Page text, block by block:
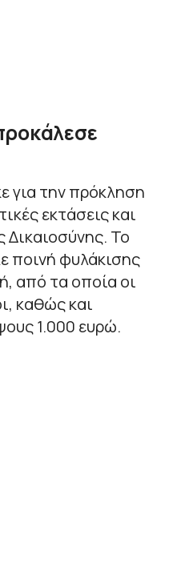
για την πρόκληση
εκτάσεις και
Το
ποινή φυλάκισης
από τα οποία οι
καθώς και
1.000 ευρώ.